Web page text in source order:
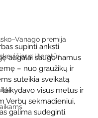
premija
literatūr
supinti anksti
augalai saugo namus
– nuo graužikų ir
suteikia sveikatą.
laikydavo visus metus ir
Verbų sekmadieniui,
galima sudeginti.